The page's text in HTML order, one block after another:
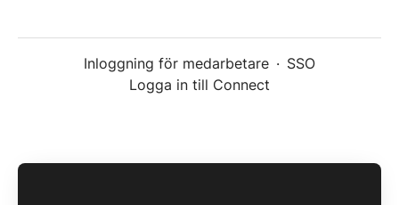
Inloggning för medarbetare · SSO
Logga in till Connect